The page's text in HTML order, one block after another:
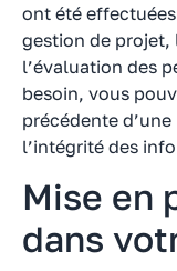
ont été
gestion de projet,
l’évaluation des
besoin, vous
précédente
l’intégrité des
Mise en
dans